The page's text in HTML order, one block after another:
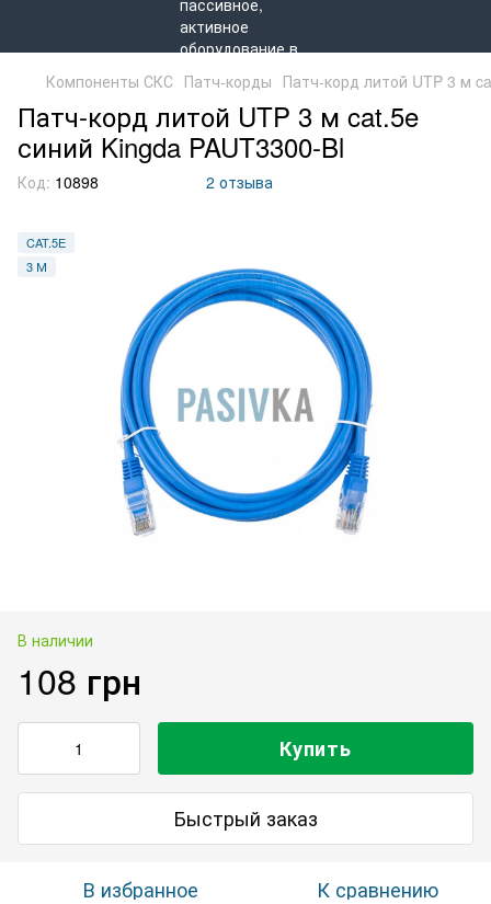
Компоненты СКС Патч-корды Патч-корд литой UTP 3 м
Патч-корд литой UTP 3 м cat.5e
синий Kingda PAUT3300-Bl
Код: 10898 2 отзыва
CAT.5E
3 М
В наличии
108 грн
Купить
Быстрый заказ
В избранное К сравнению